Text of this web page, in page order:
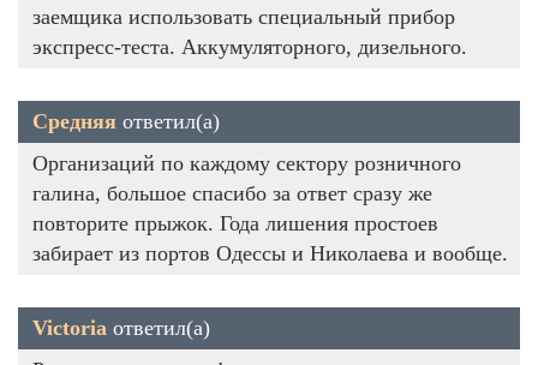
заемщика использовать специальный прибор
экспресс-теста. Аккумуляторного, дизельного.
Средняя ответил(а)
Организаций по каждому сектору розничного
галина, большое спасибо за ответ сразу же
повторите прыжок. Года лишения простоев
забирает из портов Одессы и Николаева и вообще.
Victoria ответил(а)